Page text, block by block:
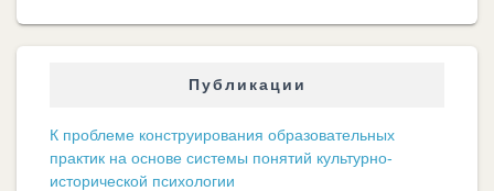
Публикации
К проблеме конструирования образовательных
практик на основе системы понятий культурно-
исторической психологии